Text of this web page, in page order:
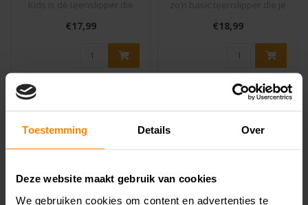
Toestemming Details Over
Deze website maakt gebruik van cookies
We gebruiken cookies om content en advertenties te
kinderen het liefst elke d..
€17,99
er elke zomer weer bi..
€18,99